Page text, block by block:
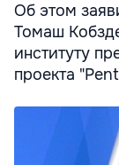
Об этом
Томаш
институту
проекта